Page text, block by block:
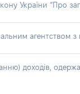
України “Про
агентством з
доходів,